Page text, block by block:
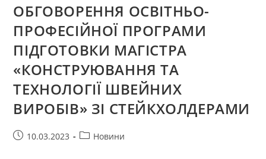
ОБГОВОРЕННЯ ОСВІТНЬО-
ПРОФЕСІЙНОЇ ПРОГРАМИ
ПІДГОТОВКИ МАГІСТРА
«КОНСТРУЮВАННЯ ТА
ТЕХНОЛОГІЇ ШВЕЙНИХ
ВИРОБІВ» ЗІ СТЕЙКХОЛДЕРАМИ
Запис10.03.2023
Категорія
Новини